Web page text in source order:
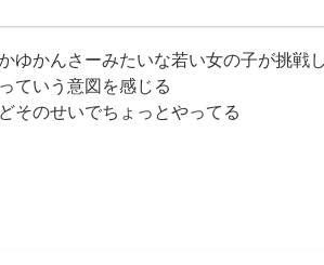
ゆかんさーみたいな若い女の子が挑戦
ていう意図を感じる
そのせいでちょっとやってる